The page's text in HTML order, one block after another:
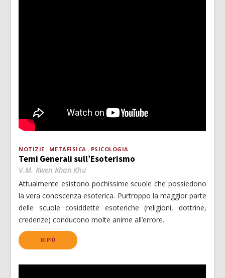
NOTIZIE METAFISICA PSICOLOGIA
Temi Generali sull’Esoterismo
V.M. Kwen Khan Khu
Attualmente esistono pochissime scuole che possiedono
la vera conoscenza esoterica. Purtroppo la maggior parte
delle scuole cosiddette esoteriche (religioni, dottrine,
credenze) conducono molte anime all’errore.
DI PIÙ